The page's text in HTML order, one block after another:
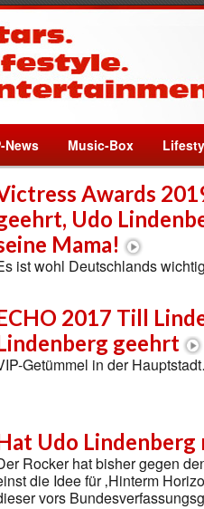
News Music-Box
Awards
Udo
Mama!
ist wohl Deutschlands
2017 Till
geehrt
Getümmel in der
Udo Lindenberg
Rocker hat bisher gegen
die Idee für ‚Hinterm
vors